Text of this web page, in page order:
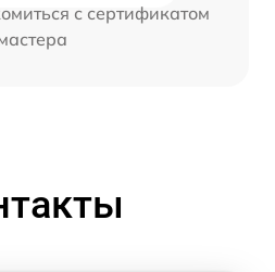
с сертификатом